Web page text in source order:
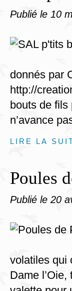
Publié le 10
donnés par
http://
bouts de fils
n’avance
LIRE LA
Poules
Publié le 20
volatiles qui
Dame